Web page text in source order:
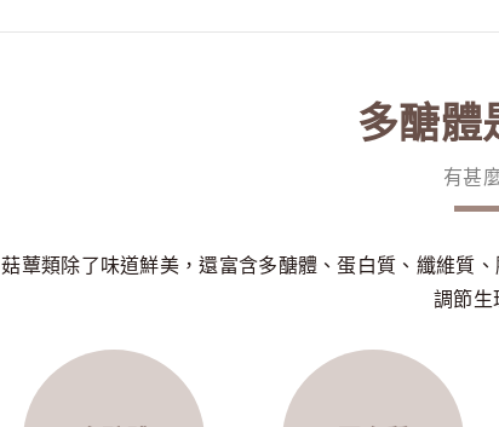
多醣體
有甚
菇蕈類除了味道鮮美，還富含多醣體、蛋白質、纖維質
調節生